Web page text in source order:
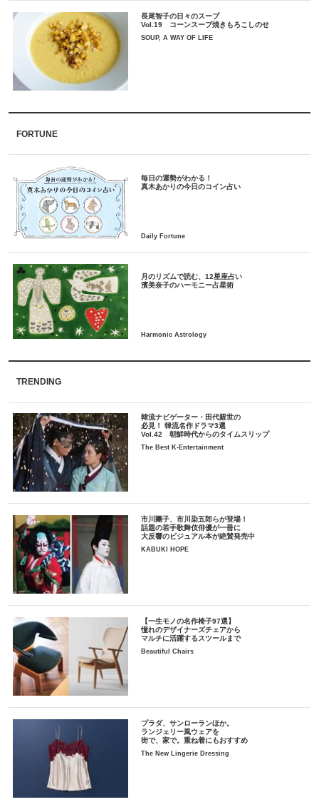
長尾智子の日々のスープ
Vol.19 コーンスープ焼きもろこしのせ
SOUP, A WAY OF LIFE
FORTUNE
毎日の運勢がわかる！
月のリズムで読む、12星座占い
TRENDING
韓流ナビゲーター・田代親世の
必見！ 韓流名作ドラマ3選
Vol.42 朝鮮時代からのタイムスリップ
The Best K-Entertainment
市川團子、市川染五郎らが登場！
話題の若手歌舞伎俳優が一冊に
大反響のビジュアル本が絶賛発売中
KABUKI HOPE
【一生モノの名作椅子97選】
憧れのデザイナーズチェアから
マルチに活躍するスツールまで
Beautiful Chairs
プラダ、サンローランほか。
ランジェリー風ウェアを
街で、家で。重ね着にもおすすめ
The New Lingerie Dressing